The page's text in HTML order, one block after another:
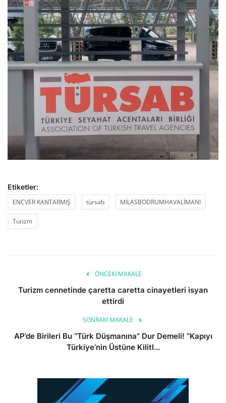
Etiketler:
ENCVER KANTARMIŞ
türsab MİLASBODRUMHAVALİMANI
Turizm
ÖNCEKI MAKALE
Turizm cennetinde çaretta caretta cinayetleri isyan
ettirdi
SONRAKI MAKALE
AP’de Birileri Bu “Türk Düşmanına” Dur Demeli! “Kapıyı
Türkiye’nin Üstüne Kilitl...